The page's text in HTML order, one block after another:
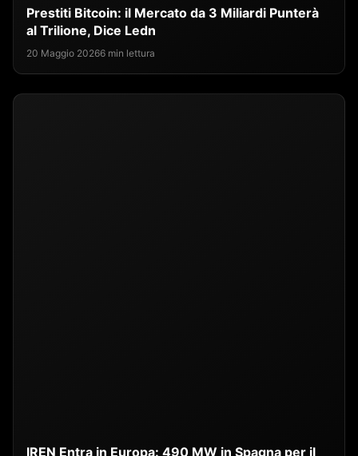
Prestiti Bitcoin: il Mercato da 3 Miliardi Punterà
al Trilione, Dice Ledn
20 Maggio 20266 min lettura
IREN Entra in Europa: 490 MW in Spagna per il